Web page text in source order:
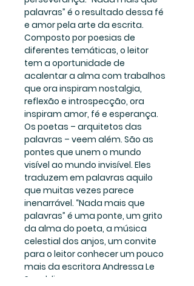
palavras” é o resultado dessa fé
e amor pela arte da escrita.
Composto por poesias de
diferentes temáticas, o leitor
tem a oportunidade de
acalentar a alma com trabalhos
que ora inspiram nostalgia,
reflexão e introspecção, ora
inspiram amor, fé e esperança.
Os poetas – arquitetos das
palavras – veem além. São as
pontes que unem o mundo
visível ao mundo invisível. Eles
traduzem em palavras aquilo
que muitas vezes parece
inenarrável. “Nada mais que
palavras” é uma ponte, um grito
da alma do poeta, a música
celestial dos anjos, um convite
para o leitor conhecer um pouco
mais da escritora Andressa Le
Savoldi.